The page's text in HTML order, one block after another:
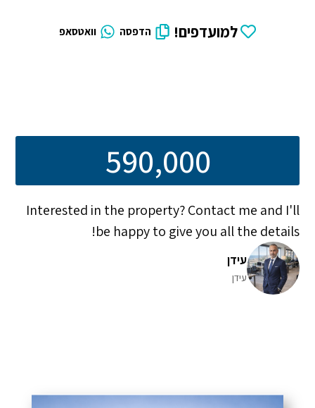
למועדפים! הדפסה וואטסאפ
590,000
Interested in the property? Contact me and I'll
be happy to give you all the details!
עידן
עידן